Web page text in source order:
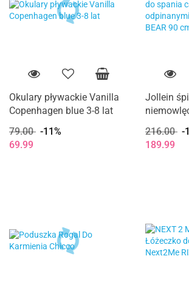
Okulary pływackie Vanilla
Copenhagen blue 3-8 lat
79.00 -11%
69.99
Jollein
rękawami
cm
216.00 -
189.99